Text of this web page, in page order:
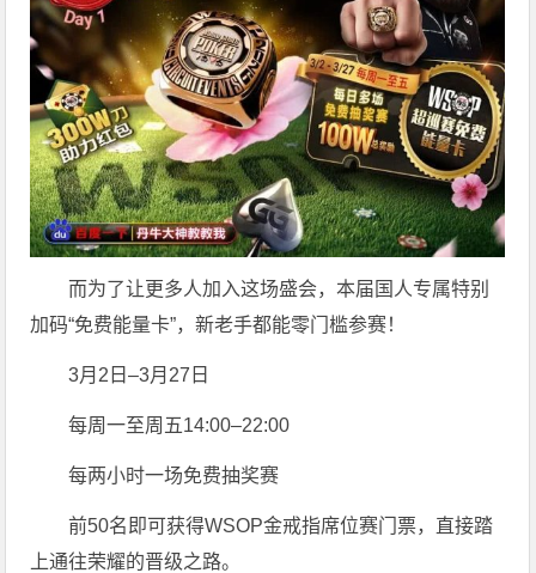
而为了让更多人加入这场盛会，本届国人专属特别
加码“免费能量卡”，新老手都能零门槛参赛！
3月2日–3月27日
每周一至周五14:00–22:00
每两小时一场免费抽奖赛
前50名即可获得WSOP金戒指席位赛门票，直接踏
上通往荣耀的晋级之路。